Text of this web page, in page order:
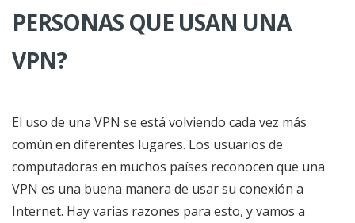
PERSONAS QUE USAN UNA
VPN?
El uso de una VPN se está volviendo cada vez más
común en diferentes lugares. Los usuarios de
computadoras en muchos países reconocen que una
VPN es una buena manera de usar su conexión a
Internet. Hay varias razones para esto, y vamos a